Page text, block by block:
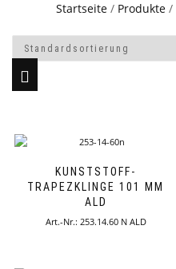
Startseite/ Produkte/
KUNSTSTOFF-
TRAPEZKLINGE 101 MM
ALD
Art.-Nr.: 253.14.60 N ALD